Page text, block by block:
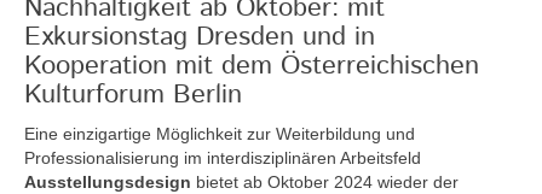
Nachhaltigkeit ab Oktober: mit
Exkursionstag Dresden und in
Kooperation mit dem Österreichischen
Kulturforum Berlin
Eine einzigartige Möglichkeit zur Weiterbildung und
Professionalisierung im interdisziplinären Arbeitsfeld
Ausstellungsdesign bietet ab Oktober 2024 wieder der